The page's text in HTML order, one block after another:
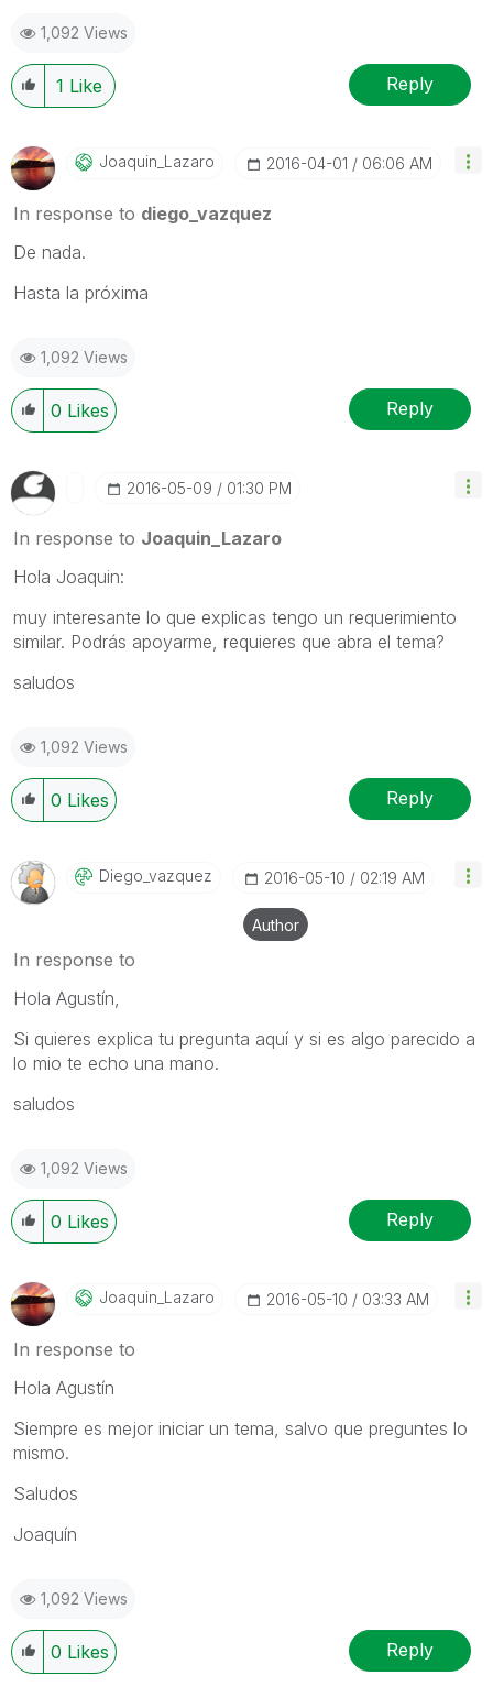
1,092 Views
1 Like Reply
Joaquin_Lazaro ‎2016-04-01 06:06 AM
In response to diego_vazquez
De nada.
Hasta la próxima
1,092 Views
0 Likes Reply
‎2016-05-09 01:30 PM
In response to Joaquin_Lazaro
Hola Joaquin:
muy interesante lo que explicas tengo un requerimiento
similar. Podrás apoyarme, requieres que abra el tema?
saludos
1,092 Views
0 Likes Reply
Diego_vazquez ‎2016-05-10 02:19 AM
Author
In response to
Hola Agustín,
Si quieres explica tu pregunta aquí y si es algo parecido a
lo mio te echo una mano.
saludos
1,092 Views
0 Likes Reply
Joaquin_Lazaro ‎2016-05-10 03:33 AM
In response to
Hola Agustín
Siempre es mejor iniciar un tema, salvo que preguntes lo
mismo.
Saludos
Joaquín
1,092 Views
0 Likes Reply